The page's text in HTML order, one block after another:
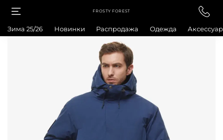
FROSTY FOREST
Зима 25/26 Новинки Распродажа Одежда